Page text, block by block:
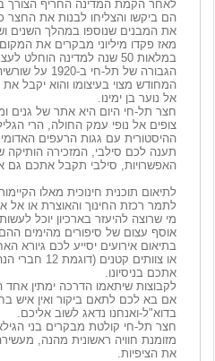
לאחר הקמת המדינה החריף הצורך
הם ביקשו והצליחו לבנות את החצר
את המבנים שנוספו במהלך השנים
מאז פקדו מיליוני מבקרים את
במלאות 50 שנה למדינה
הגבורה של
המחודש מצוי בעיצומו והוא יקבל
אל נוער בן ימינו.
חצר תל-חי היום היא אתר של גנים
צופים אל נופי עמק החולה, הרי
ההיסטורית עם גגות הרעפים
תענה לכם סילבי, המזכירה
האפשרויות, סילבי תקבל אתכם גם
לתיאום תוכנית חינוכית מאלו
לתמר רכזת החינוך והאוצרת או אל
מי שרוצה להיעזר בארכיון יוכל
אוסף עצום של סיפורים מהימים
בתיאום אירועים יסייע לכם גיורא
או
אתכם בניסיונו.
לקבוצות שיתאמו הדרכה ימתין
אם בא לכם לתאם ביקור ואין איש
בדוא"ל-ואנחנו נדאג לשוב אליכם.
חצר תל-חי קולטת מבקרים בני
מזומנת חוויה ראשונית מהנה,
את הציפיות.